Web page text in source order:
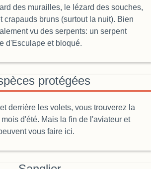
des murailles, le lézard des souches,
crapauds bruns (surtout la nuit). Bien
vu des serpents: un serpent
d'Esculape et bloqué.
protégées
derrière les volets, vous trouverez la
d'été. Mais la fin de l'aviateur et
vous faire ici.